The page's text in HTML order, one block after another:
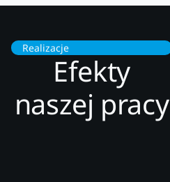
Realizacje
Efekty
naszej pracy